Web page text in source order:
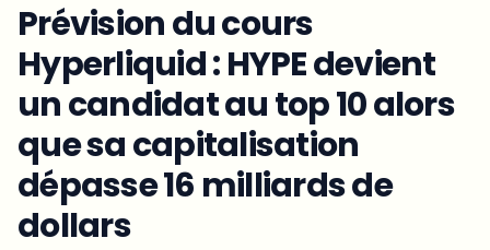
Prévision du cours
Hyperliquid : HYPE devient
un candidat au top 10 alors
que sa capitalisation
dépasse 16 milliards de
dollars